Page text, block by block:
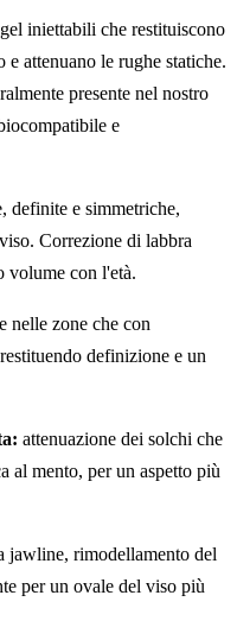
iniettabili che restituiscono
attenuano le rughe statiche.
presente nel nostro
e
definite e simmetriche,
Correzione di labbra
volume con l'età.
nelle zone che con
definizione e un
attenuazione dei solchi che
al mento, per un aspetto più
jawline, rimodellamento del
per un ovale del viso più